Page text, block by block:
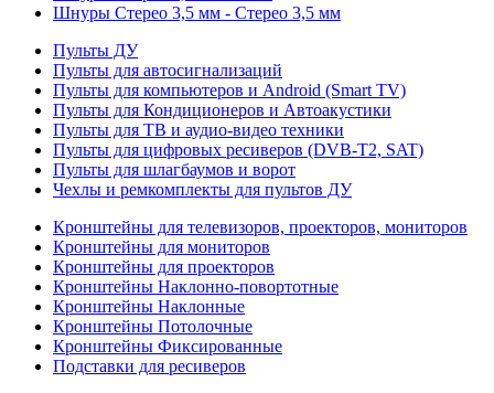
Шнуры Стерео 3,5 мм - Стерео 3,5 мм
Пульты ДУ
Пульты для автосигнализаций
Пульты для компьютеров и Android (Smart TV)
Пульты для Кондиционеров и Автоакустики
Пульты для ТВ и аудио-видео техники
Пульты для цифровых ресиверов (DVB-T2, SAT)
Пульты для шлагбаумов и ворот
Чехлы и ремкомплекты для пультов ДУ
Кронштейны для телевизоров, проекторов, мониторов
Кронштейны для мониторов
Кронштейны для проекторов
Кронштейны Наклонно-повортотные
Кронштейны Наклонные
Кронштейны Потолочные
Кронштейны Фиксированные
Подставки для ресиверов